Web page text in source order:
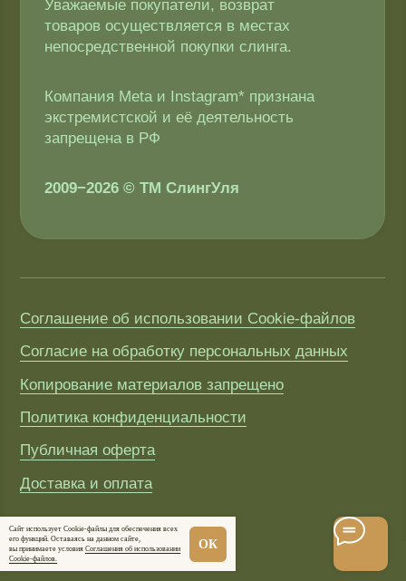
Сайт использует Cookie-файлы для обеспечения всех
его функций. Оставаясь на данном сайте,
вы принимаете условия Соглашения об использовании
Cookie-файлов.
ОК